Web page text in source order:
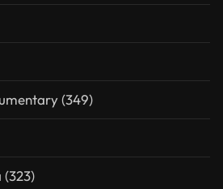
(349)
(323)